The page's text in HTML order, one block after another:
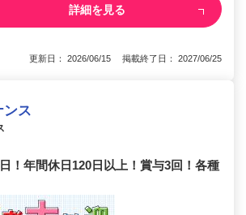
詳細を見る
更新日： 2026/06/15 掲載終了日： 2027/06/25
ンス
！年間休日120日以上！賞与3回！各種